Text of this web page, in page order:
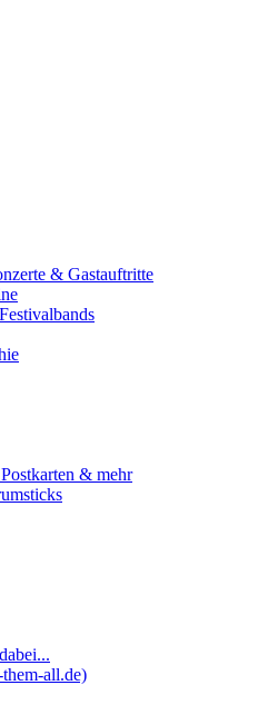
& Gastauftritte
& mehr
all.de)